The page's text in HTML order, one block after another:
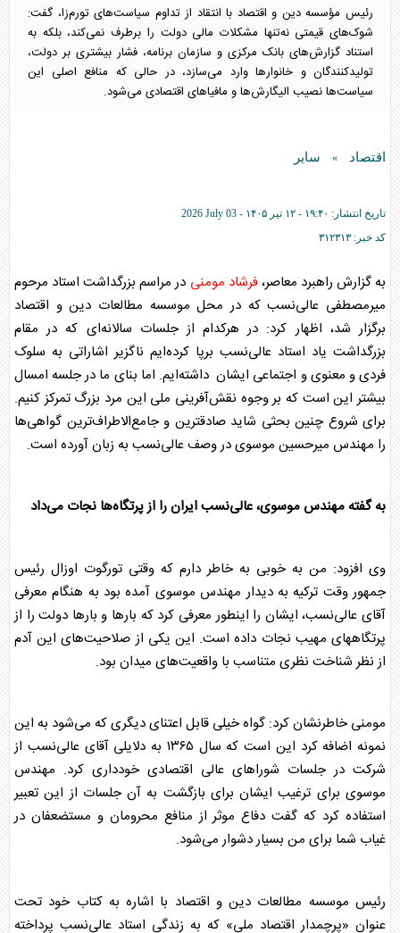
رئیس مؤسسه دین و اقتصاد با انتقاد از تداوم سیاست‌های تورم‌زا، گفت:
شوک‌های قیمتی نه‌تنها مشکلات مالی دولت را برطرف نمی‌کند، بلکه به
استناد گزارش‌های بانک مرکزی و سازمان برنامه، فشار بیشتری بر دولت،
تولیدکنندگان و خانوارها وارد می‌سازد، در حالی که منافع اصلی این
سیاست‌ها نصیب الیگارش‌ها و مافیاهای اقتصادی می‌شود.
اقتصاد » سایر
تاریخ انتشار: ۱۹:۴۰ - ۱۲ تير ۱۴۰۵ -
2026 July 03
کد خبر: ۳۱۲۳۱۳
به گزارش راهبرد معاصر،فرشاد مومنی در مراسم بزرگداشت استاد مرحوم
میرمصطفی عالی‌نسب که در محل موسسه مطالعات دین و اقتصاد
برگزار شد، اظهار کرد: در هرکدام از جلسات سالانه‌ای که در مقام
بزرگداشت یاد استاد عالی‌نسب برپا کرده‌ایم ناگزیر اشاراتی به سلوک
فردی و معنوی و اجتماعی ایشان داشته‌ایم. اما بنای ما در جلسه امسال
بیشتر این است که بر وجوه نقش‌آفرینی ملی این مرد بزرگ تمرکز کنیم.
برای شروع چنین بحثی شاید صادق‎ترین و جامع‌الاطراف‌ترین گواهی‌ها
را مهندس میرحسین موسوی در وصف عالی‌نسب به زبان آورده است.
به گفته مهندس موسوی، عالی‌نسب ایران را از پرتگاه‌ها نجات می‌داد
وی افزود: من به خوبی به خاطر دارم که وقتی تورگوت اوزال رئیس
جمهور وقت ترکیه به دیدار مهندس موسوی آمده بود به هنگام معرفی
آقای عالی‌نسب، ایشان را اینطور معرفی کرد که بارها و بارها دولت را از
پرتگاههای مهیب نجات داده است. این یکی از صلاحیت‌های این آدم
از نظر شناخت نظری متناسب با واقعیت‌های میدان بود.
مومنی خاطرنشان کرد: گواه خیلی قابل اعتنای دیگری که می‌شود به این
نمونه اضافه کرد این است که سال ۱۳۶۵ به دلایلی آقای عالی‌نسب از
شرکت در جلسات شوراهای عالی اقتصادی خودداری کرد. مهندس
موسوی برای ترغیب ایشان برای بازگشت به آن جلسات از این تعبیر
استفاده کرد که گفت دفاع موثر از منافع محرومان و مستضعفان در
غیاب شما برای من بسیار دشوار می‌شود.
رئیس موسسه مطالعات دین و اقتصاد با اشاره به کتاب خود تحت
عنوان «پرچمدار اقتصاد ملی» که به زندگی استاد عالی‌نسب پرداخته